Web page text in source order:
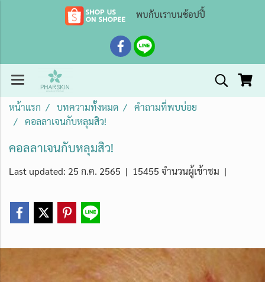
พบกับเราบนช้อปปี้
หน้าแรก บทความทั้งหมด
คำถามที่พบบ่อย
คอลลาเจนกับหลุมสิว!
คอลลาเจนกับหลุมสิว!
Last updated: 25 ก.ค. 2565 | 15455 จำนวนผู้เข้าชม |